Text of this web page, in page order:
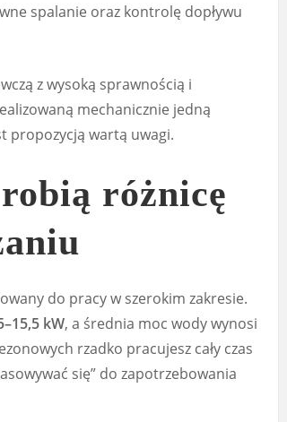
spalanie oraz kontrolę dopływu
z wysoką sprawnością i
mechanicznie jedną
propozycją wartą uwagi.
różnicę
do pracy w szerokim zakresie.
kW, a średnia moc wody wynosi
rzadko pracujesz cały czas
się” do zapotrzebowania